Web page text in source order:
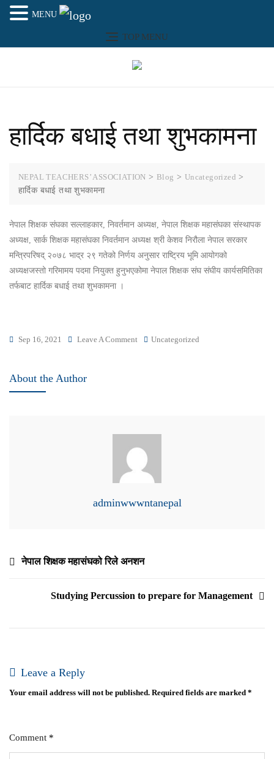
to
TOP MENU
हार्दिक बधाई तथा शुभकामना
NEPAL TEACHERS’ ASSOCIATION > Blog > Uncategorized >
हार्दिक बधाई तथा शुभकामना
नेपाल शिक्षक संघका सल्लाहकार, निवर्तमान अध्यक्ष, नेपाल शिक्षक महासंघका संस्थापक
अध्यक्ष, सार्क शिक्षक महासंघका निवर्तमान अध्यक्ष श्री केशव निरौला नेपाल सरकार
मन्त्रिपरिषद् २०७८ भाद्र २९ गतेको निर्णय अनुसार राष्ट्रिय भूमि आयोगको
अध्यक्षजस्तो गरिमामय पदमा नियुक्त हुनुभएकोमा नेपाल शिक्षक संघ संघीय कार्यसमितिका
तर्फबाट हार्दिक बधाई तथा शुभकामना ।
Sep 16, 2021 Leave A Comment On Uncategorized
About the Author
adminwwwntanepal
Postनेपाल शिक्षक महासंघको रिले अनशन
Studying Percussion to prepare for Management
Leave a Reply
Your email address will not be published. Required fields are marked *
Comment *
MENU